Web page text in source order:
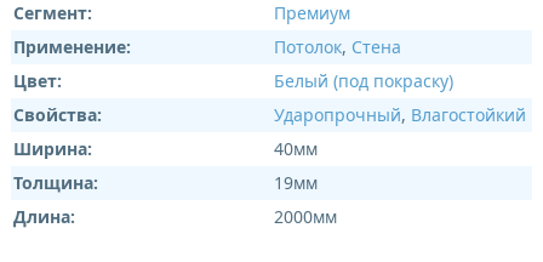
Сегмент:
Премиум
Применение:
Потолок, Стена
Цвет:
Белый (под покраску)
Свойства:
Ударопрочный, Влагостойкий
Ширина:
40мм
Толщина:
19мм
Длина:
2000мм